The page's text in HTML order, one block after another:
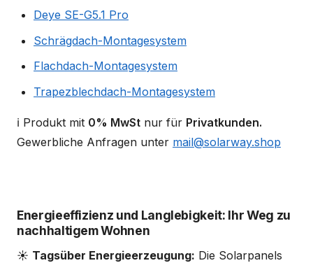
Deye SE-G5.1 Pro
Schrägdach-Montagesystem
Flachdach-Montagesystem
Trapezblechdach-Montagesystem
ℹ️ Produkt mit 0% MwSt nur für Privatkunden.
Gewerbliche Anfragen unter mail@solarway.shop
Energieeffizienz und Langlebigkeit: Ihr Weg zu
nachhaltigem Wohnen
☀️ Tagsüber Energieerzeugung: Die Solarpanels